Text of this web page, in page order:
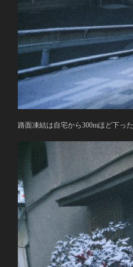
路面凍結は自宅から300mほど下っ